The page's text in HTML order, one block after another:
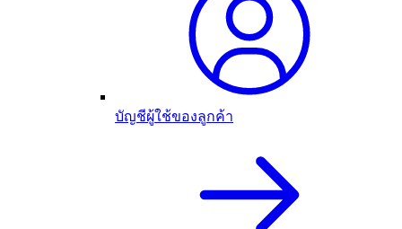
บัญชีผู้ใช้ของลูกค้า